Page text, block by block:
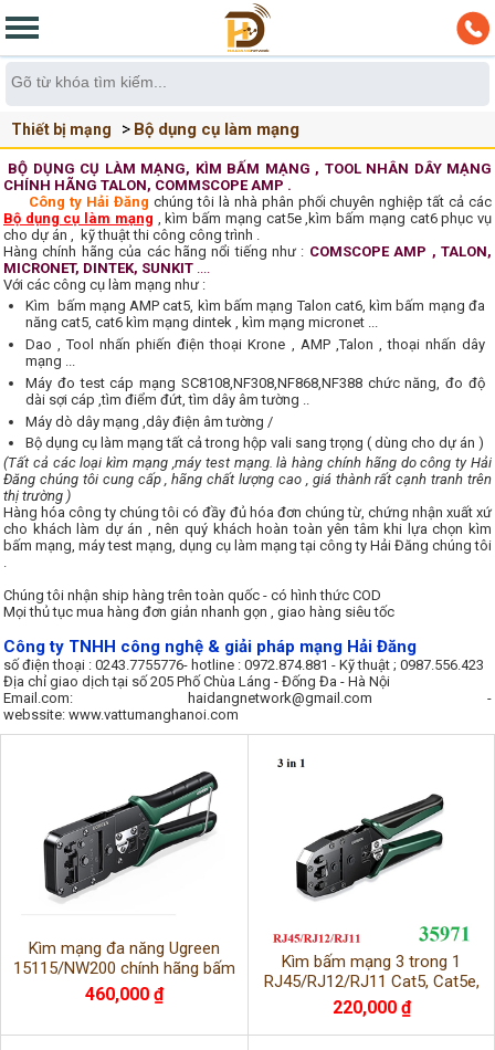
Thiết bị mạng Bộ dụng cụ làm mạng
BỘ DỤNG CỤ LÀM MẠNG, KÌM BẤM MẠNG , TOOL NHÂN DÂY MẠNG
CHÍNH HÃNG TALON, COMMSCOPE AMP .
Công ty Hải Đăng chúng tôi là nhà phân phối chuyên nghiệp tất cả các
Bộ dụng cụ làm mạng , kìm bấm mạng cat5e ,kìm bấm mạng cat6 phục vụ
cho dự án , kỹ thuật thi công công trình .
Hàng chính hãng của các hãng nổi tiếng như : COMSCOPE AMP , TALON,
MICRONET, DINTEK, SUNKIT ....
Với các công cụ làm mạng như :
Kìm bấm mạng AMP cat5, kìm bấm mạng Talon cat6, kìm bấm mạng đa
năng cat5, cat6 kìm mạng dintek , kìm mạng micronet ...
Dao , Tool nhấn phiến điện thoại Krone , AMP ,Talon , thoại nhấn dây
mạng ...
Máy đo test cáp mạng SC8108,NF308,NF868,NF388 chức năng, đo độ
dài sợi cáp ,tìm điểm đứt, tìm dây âm tường ..
Máy dò dây mạng ,dây điện âm tường /
Bộ dụng cụ làm mạng tất cả trong hộp vali sang trọng ( dùng cho dự án )
(Tất cả các loại kìm mạng ,máy test mạng. là hàng chính hãng do công ty Hải
Đăng chúng tôi cung cấp , hãng chất lượng cao , giá thành rất cạnh tranh trên
thị trường )
Hàng hóa công ty chúng tôi có đầy đủ hóa đơn chúng từ, chứng nhận xuất xứ
cho khách làm dự án , nên quý khách hoàn toàn yên tâm khi lựa chọn kìm
bấm mạng, máy test mạng, dụng cụ làm mạng tại công ty Hải Đăng chúng tôi
.
Chúng tôi nhận ship hàng trên toàn quốc - có hình thức COD
Mọi thủ tục mua hàng đơn giản nhanh gọn , giao hàng siêu tốc
Công ty TNHH công nghệ & giải pháp mạng Hải Đăng
số điện thoại : 0243.7755776- hotline : 0972.874.881 - Kỹ thuật ; 0987.556.423
Địa chỉ giao dịch tại số 205 Phố Chùa Láng - Đống Đa - Hà Nội
Email.com: haidangnetwork@gmail.com -
webssite: www.vattumanghanoi.com
Kìm mạng đa năng Ugreen
15115/NW200 chính hãng bấm
chuẩn RJ11,RJ12,RJ45
460,000 ₫
Kìm bấm mạng 3 trong 1
RJ45/RJ12/RJ11 Cat5, Cat5e,
Cat6 Ugreen 35971/NW304
220,000 ₫